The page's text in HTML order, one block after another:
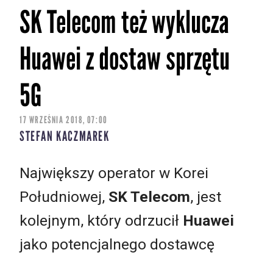
SK Telecom też wyklucza
Huawei z dostaw sprzętu
5G
17 WRZEŚNIA 2018, 07:00
STEFAN KACZMAREK
Największy operator w Korei
Południowej, SK Telecom, jest
kolejnym, który odrzucił Huawei
jako potencjalnego dostawcę